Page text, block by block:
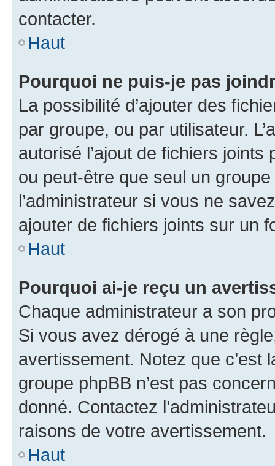
contacter.
Haut
Pourquoi ne puis-je pas
La possibilité d’ajouter des
par groupe, ou par utilisateur.
autorisé l’ajout de fichiers
ou peut-être que seul un
l’administrateur si vous ne
ajouter de fichiers joints sur un
Haut
Pourquoi ai-je reçu un
Chaque administrateur a son
Si vous avez dérogé à une
avertissement. Notez que c’est
groupe phpBB n’est pas
donné. Contactez
raisons de votre avertissement.
Haut